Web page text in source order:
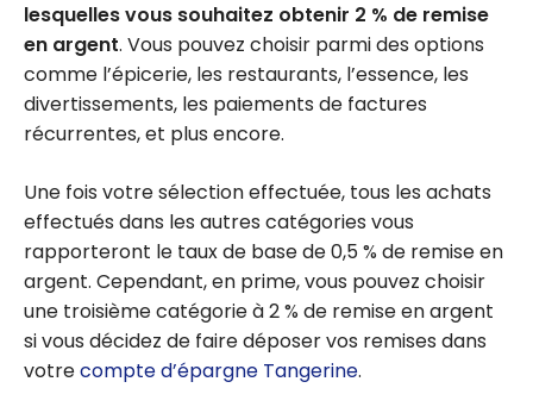
lesquelles vous souhaitez obtenir 2 % de remise
en argent. Vous pouvez choisir parmi des options
comme l’épicerie, les restaurants, l’essence, les
divertissements, les paiements de factures
récurrentes, et plus encore.
Une fois votre sélection effectuée, tous les achats
effectués dans les autres catégories vous
rapporteront le taux de base de 0,5 % de remise en
argent. Cependant, en prime, vous pouvez choisir
une troisième catégorie à 2 % de remise en argent
si vous décidez de faire déposer vos remises dans
votrecompte d’épargne Tangerine.